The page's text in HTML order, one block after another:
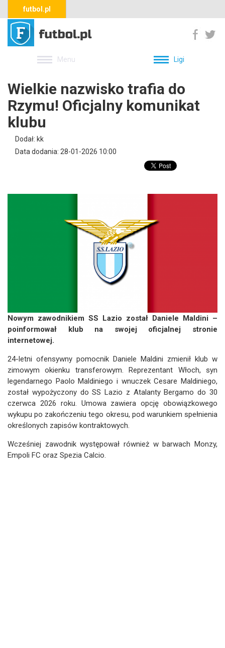
futbol.pl
Menu Ligi
Wielkie nazwisko trafia do
Rzymu! Oficjalny komunikat
klubu
Dodał: kk
Data dodania: 28-01-2026 10:00
Nowym zawodnikiem SS Lazio został Daniele Maldini –
poinformował klub na swojej oficjalnej stronie
internetowej.
24-letni ofensywny pomocnik Daniele Maldini zmienił klub w
zimowym okienku transferowym. Reprezentant Włoch, syn
legendarnego Paolo Maldiniego i wnuczek Cesare Maldiniego,
został wypożyczony do SS Lazio z Atalanty Bergamo do 30
czerwca 2026 roku. Umowa zawiera opcję obowiązkowego
wykupu po zakończeniu tego okresu, pod warunkiem spełnienia
określonych zapisów kontraktowych.
Wcześniej zawodnik występował również w barwach Monzy,
Empoli FC oraz Spezia Calcio.